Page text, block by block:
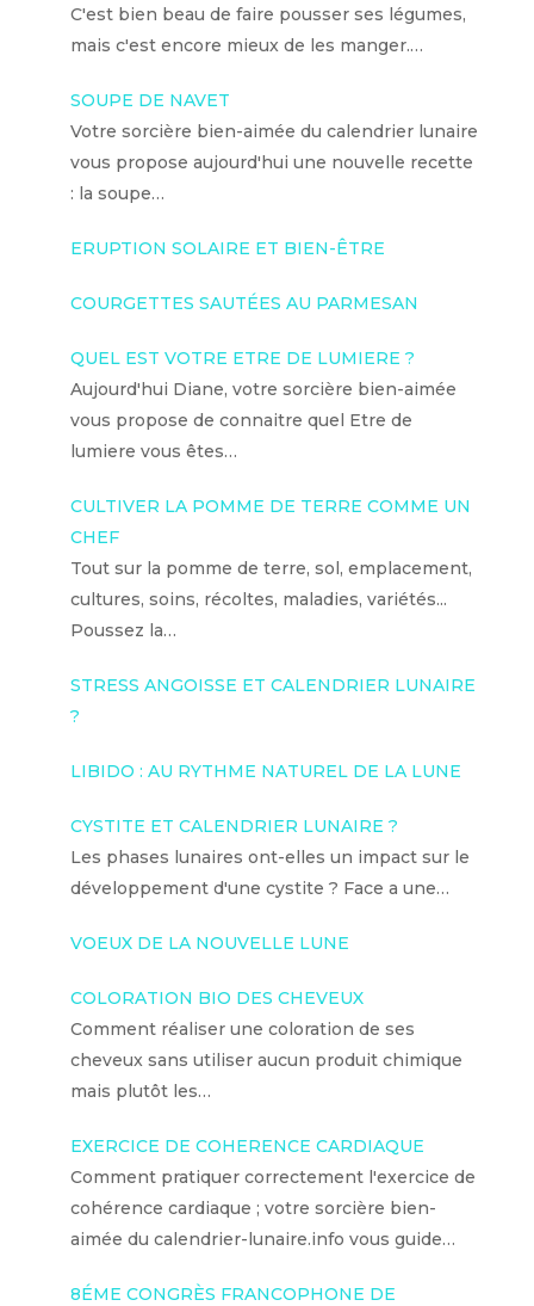
C'est bien beau de faire pousser ses légumes,
mais c'est encore mieux de les manger.…
SOUPE DE NAVET
Votre sorcière bien-aimée du calendrier lunaire
vous propose aujourd'hui une nouvelle recette
: la soupe…
ERUPTION SOLAIRE ET BIEN-ÊTRE
COURGETTES SAUTÉES AU PARMESAN
QUEL EST VOTRE ETRE DE LUMIERE ?
Aujourd'hui Diane, votre sorcière bien-aimée
vous propose de connaitre quel Etre de
lumiere vous êtes…
CULTIVER LA POMME DE TERRE COMME UN
CHEF
Tout sur la pomme de terre, sol, emplacement,
cultures, soins, récoltes, maladies, variétés...
Poussez la…
STRESS ANGOISSE ET CALENDRIER LUNAIRE
?
LIBIDO : AU RYTHME NATUREL DE LA LUNE
CYSTITE ET CALENDRIER LUNAIRE ?
Les phases lunaires ont-elles un impact sur le
développement d'une cystite ? Face a une…
VOEUX DE LA NOUVELLE LUNE
COLORATION BIO DES CHEVEUX
Comment réaliser une coloration de ses
cheveux sans utiliser aucun produit chimique
mais plutôt les…
EXERCICE DE COHERENCE CARDIAQUE
Comment pratiquer correctement l'exercice de
cohérence cardiaque ; votre sorcière bien-
aimée du calendrier-lunaire.info vous guide…
8ÉME CONGRÈS FRANCOPHONE DE